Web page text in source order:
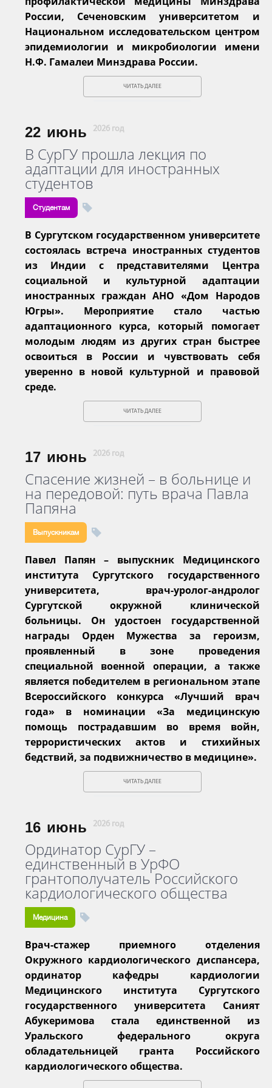
России, Сеченовским университетом и
Национальном исследовательском центром
эпидемиологии и микробиологии имени
Н.Ф. Гамалеи Минздрава России.
ЧИТАТЬ ДАЛЕЕ
22 июнь 2026 год
В СурГУ прошла лекция по
адаптации для иностранных
студентов
Студентам
В Сургутском государственном университете
состоялась встреча иностранных студентов
из Индии с представителями Центра
социальной и культурной адаптации
иностранных граждан АНО «Дом Народов
Югры». Мероприятие стало частью
адаптационного курса, который помогает
молодым людям из других стран быстрее
освоиться в России и чувствовать себя
уверенно в новой культурной и правовой
среде.
ЧИТАТЬ ДАЛЕЕ
17 июнь 2026 год
Спасение жизней – в больнице и
на передовой: путь врача Павла
Папяна
Выпускникам
Павел Папян – выпускник Медицинского
института Сургутского государственного
университета, врач-уролог-андролог
Сургутской окружной клинической
больницы. Он удостоен государственной
награды Орден Мужества за героизм,
проявленный в зоне проведения
специальной военной операции, а также
является победителем в региональном этапе
Всероссийского конкурса «Лучший врач
года» в номинации «За медицинскую
помощь пострадавшим во время войн,
террористических актов и стихийных
бедствий, за подвижничество в медицине».
ЧИТАТЬ ДАЛЕЕ
16 июнь 2026 год
Ординатор СурГУ –
единственный в УрФО
грантополучатель Российского
кардиологического общества
Медицина
Врач-стажер приемного отделения
Окружного кардиологического диспансера,
ординатор кафедры кардиологии
Медицинского института Сургутского
государственного университета Саният
Абукеримова стала единственной из
Уральского федерального округа
обладательницей гранта Российского
кардиологического общества.